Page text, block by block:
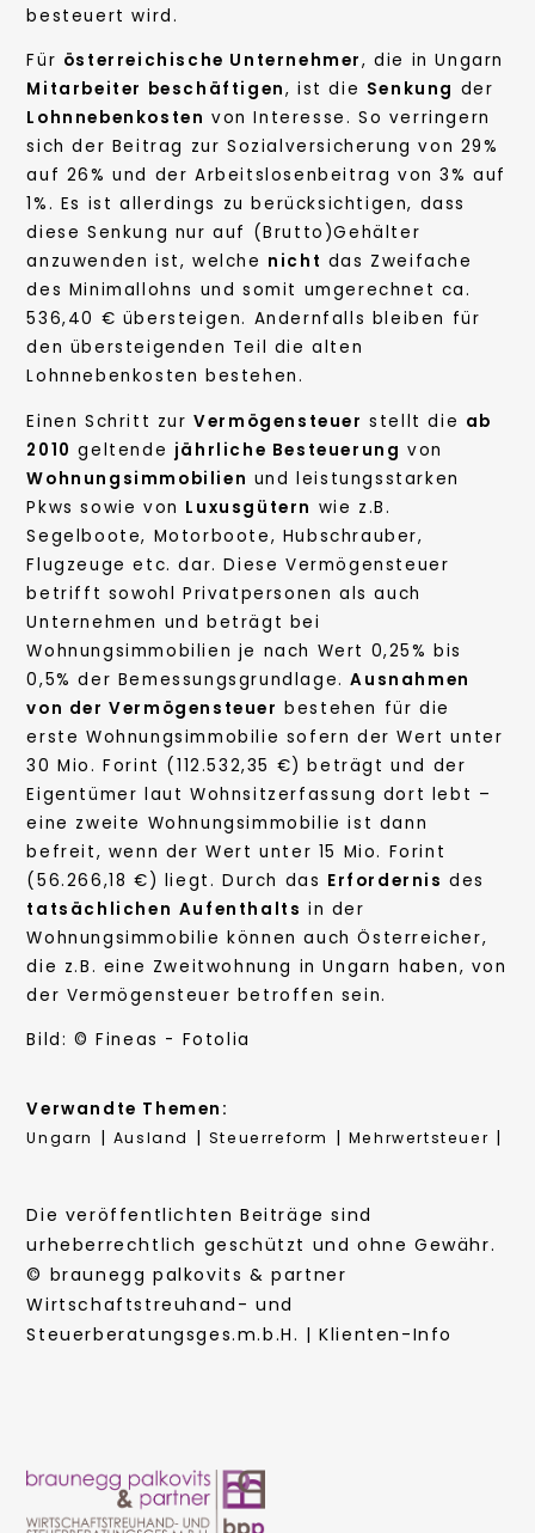
besteuert wird.
Für österreichische Unternehmer, die in Ungarn
Mitarbeiter beschäftigen, ist die Senkung der
Lohnnebenkosten von Interesse. So verringern
sich der Beitrag zur Sozialversicherung von 29%
auf 26% und der Arbeitslosenbeitrag von 3% auf
1%. Es ist allerdings zu berücksichtigen, dass
diese Senkung nur auf (Brutto)Gehälter
anzuwenden ist, welche nicht das Zweifache
des Minimallohns und somit umgerechnet ca.
536,40 € übersteigen. Andernfalls bleiben für
den übersteigenden Teil die alten
Lohnnebenkosten bestehen.
Einen Schritt zurVermögensteuer stellt die ab
2010 geltende jährliche Besteuerung von
Wohnungsimmobilien und leistungsstarken
Pkws sowie von Luxusgütern wie z.B.
Segelboote, Motorboote, Hubschrauber,
Flugzeuge etc. dar. Diese Vermögensteuer
betrifft sowohl Privatpersonen als auch
Unternehmen und beträgt bei
Wohnungsimmobilien je nach Wert 0,25% bis
0,5% der Bemessungsgrundlage.Ausnahmen
von der Vermögensteuer bestehen für die
erste Wohnungsimmobilie sofern der Wert unter
30 Mio. Forint (112.532,35 €) beträgt und der
Eigentümer laut Wohnsitzerfassung dort lebt –
eine zweite Wohnungsimmobilie ist dann
befreit, wenn der Wert unter 15 Mio. Forint
(56.266,18 €) liegt. Durch das Erfordernis des
tatsächlichen Aufenthalts in der
Wohnungsimmobilie können auch Österreicher,
die z.B. eine Zweitwohnung in Ungarn haben, von
der Vermögensteuer betroffen sein.
Bild: © Fineas - Fotolia
Verwandte Themen:
Ungarn | Ausland | Steuerreform | Mehrwertsteuer |
Die veröffentlichten Beiträge sind
urheberrechtlich geschützt und ohne Gewähr.
© braunegg palkovits & partner
Wirtschaftstreuhand- und
Steuerberatungsges.m.b.H. | Klienten-Info